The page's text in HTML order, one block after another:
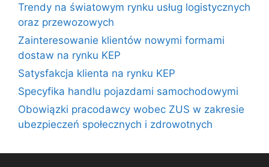
Trendy na światowym rynku usług logistycznych
oraz przewozowych
Zainteresowanie klientów nowymi formami
dostaw na rynku KEP
Satysfakcja klienta na rynku KEP
Specyfika handlu pojazdami samochodowymi
Obowiązki pracodawcy wobec ZUS w zakresie
ubezpieczeń społecznych i zdrowotnych